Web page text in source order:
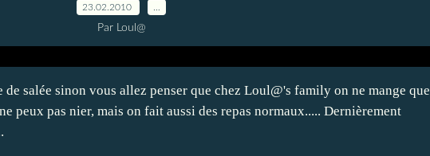
23.02.2010
Par Loul@
salée sinon vous allez penser que chez Loul@'s family on ne mange que
peux pas nier, mais on fait aussi des repas normaux..... Dernièrement